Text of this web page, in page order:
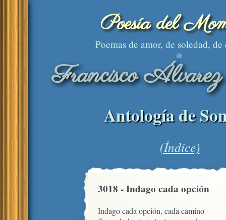
Poesía del
Poemas de amor, de soledad, de
de
Francisco
Antología de
(Índice)
3018 - Indago cada opción
Indago cada opción, cada camino